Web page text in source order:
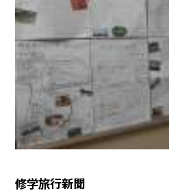
修学旅行新聞